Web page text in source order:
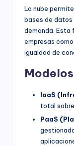
La nube
bases de datos
demanda. Esta
empresas
igualdad de
IaaS
total
PaaS